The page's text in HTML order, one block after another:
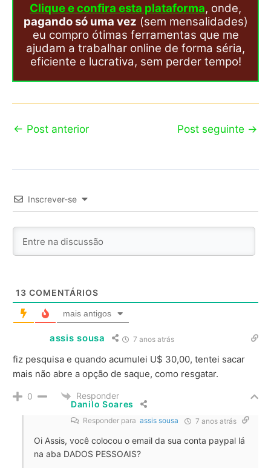
Clique e confira esta plataforma, onde,
pagando só uma vez (sem mensalidades)
eu compro ótimas ferramentas que me
ajudam a trabalhar online de forma séria,
eficiente e lucrativa, sem perder tempo!
← Post anterior Post seguinte →
Inscrever-se
13 COMENTÁRIOS
mais antigos
assis sousa 7 anos atrás
fiz pesquisa e quando acumulei U$ 30,00, tentei sacar
mais não abre a opção de saque, como resgatar.
0
Responder
Danilo Soares
Responder para assis sousa 7 anos atrás
Oi Assis, você colocou o email da sua conta paypal lá
na aba DADOS PESSOAIS?